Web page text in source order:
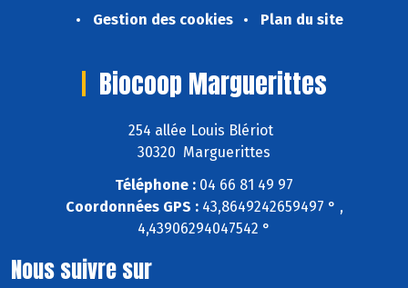
Gestion des cookies
Plan du site
Biocoop Marguerittes
254 allée Louis Blériot
30320 Marguerittes
Téléphone : 04 66 81 49 97
Coordonnées GPS :43,8649242659497 ° ,
4,43906294047542 °
Nous suivre sur